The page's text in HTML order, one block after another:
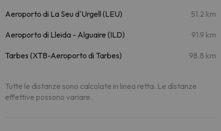
Aeroporto di La Seu d'Urgell (LEU) 51.2 km
Aeroporto di Lleida - Alguaire (ILD) 91.9 km
Tarbes (XTB-Aeroporto di Tarbes) 98.8 km
Tutte le distanze sono calcolate in linea retta. Le distanze
effettive possono variare.